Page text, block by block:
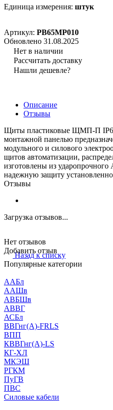
Единица измерения: штук
Артикул: PB65MP010
Обновлено 31.08.2025
Нет в наличии
Рассчитать доставку
Нашли дешевле?
Описание
Отзывы
Щиты пластиковые ЩМП-П IP65
монтажной панелью
модульного и силового
щитов автоматизации,
изготовлены из
надежную защиту
Отзывы
Загрузка отзывов...
Нет отзывов
Добавить отзыв
Назад к списку
Популярные категории
ААБл
ААШв
АВБШв
АВВГ
АСБл
ВВГнг(А)-FRLS
ВПП
КВВГнг(А)-LS
КГ-ХЛ
МКЭШ
РГКМ
ПуГВ
ПВС
Силовые кабели